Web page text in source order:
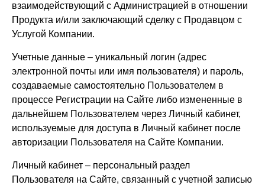
взаимодействующий с Администрацией в отношении
Продукта и/или заключающий сделку с Продавцом с
Услугой Компании.
Учетные данные – уникальный логин (адрес
электронной почты или имя пользователя) и пароль,
создаваемые самостоятельно Пользователем в
процессе Регистрации на Сайте либо измененные в
дальнейшем Пользователем через Личный кабинет,
используемые для доступа в Личный кабинет после
авторизации Пользователя на Сайте Компании.
Личный кабинет – персональный раздел
Пользователя на Сайте, связанный с учетной записью